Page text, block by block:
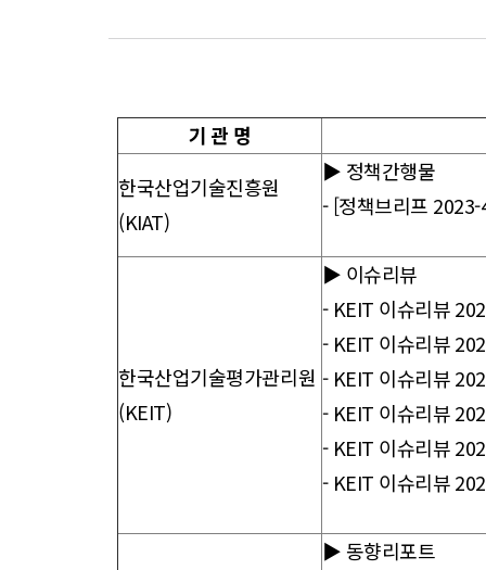
향
기 관 명
한국산업기술진흥원
(KIAT)
▶ 정책간행물
-[정책브리프
한국산업기술평가관리원
(KEIT)
▶ 이슈리뷰
- KEIT 이슈리뷰
- KEIT 이슈리뷰
- KEIT 이슈리뷰
- KEIT 이슈리뷰
- KEIT 이슈리뷰
- KEIT 이슈리뷰
▶ 동향리포트